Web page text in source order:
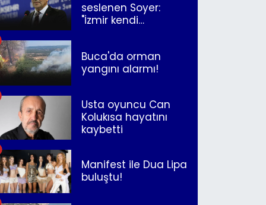
seslenen Soyer:
"İzmir kendi
Buca'da orman
yangını alarmı!
Usta oyuncu Can
Kolukısa hayatını
kaybetti
Manifest ile Dua Lipa
buluştu!